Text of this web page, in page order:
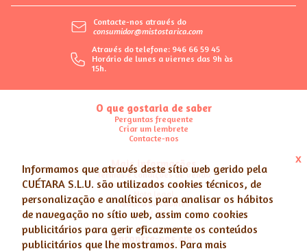
x
Informamos que através deste sítio web gerido pela
CUÉTARA S.L.U. são utilizados cookies técnicos, de
personalização e analíticos para analisar os hábitos
de navegação no sítio web, assim como cookies
publicitários para gerir eficazmente os conteúdos
publicitários que lhe mostramos. Para mais
Contacte-nos através do
consumidor@mistostarica.com
Através do telefone: 946 66 59 45
Horário de lunes a viernes das 9h às
15h.
O que gostaria de saber
Perguntas frequente
Criar um lembrete
Contacte-nos
Mais informações
Termos e condições de venda
Política de Privacidade
Nota legal
Política de Cookies
Canal Ético
Encontre-nos em: